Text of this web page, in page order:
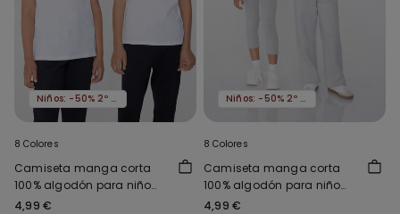
Niños: -50% 2º artículo
8 Colores
Camiseta manga corta
100% algodón para niño
unisex
4,99 €
Niños: -50% 2º artículo
8 Colores
Camiseta manga corta
100% algodón para niño
unisex
4,99 €